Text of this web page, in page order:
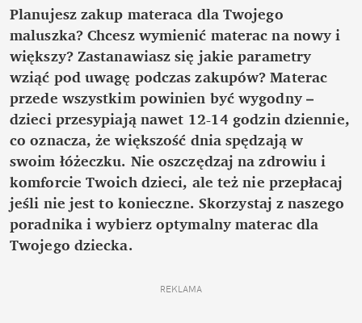
Planujesz zakup materaca dla Twojego
maluszka? Chcesz wymienić materac na nowy i
większy? Zastanawiasz się jakie parametry
wziąć pod uwagę podczas zakupów? Materac
przede wszystkim powinien być wygodny –
dzieci przesypiają nawet 12-14 godzin dziennie,
co oznacza, że większość dnia spędzają w
swoim łóżeczku. Nie oszczędzaj na zdrowiu i
komforcie Twoich dzieci, ale też nie przepłacaj
jeśli nie jest to konieczne. Skorzystaj z naszego
poradnika i wybierz optymalny materac dla
Twojego dziecka.
REKLAMA